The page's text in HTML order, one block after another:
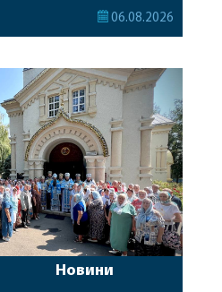
Ради від імені членів Ради
здоров’я, Божої
радості та
у подальшому
[…]
06.08.2026
Новини